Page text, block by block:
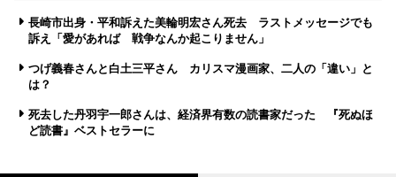
長崎市出身・平和訴えた美輪明宏さん死去 ラストメッセージでも
訴え「愛があれば 戦争なんか起こりません」
つげ義春さんと白土三平さん カリスマ漫画家、二人の「違い」と
は？
死去した丹羽宇一郎さんは、経済界有数の読書家だった 『死ぬほ
ど読書』ベストセラーに